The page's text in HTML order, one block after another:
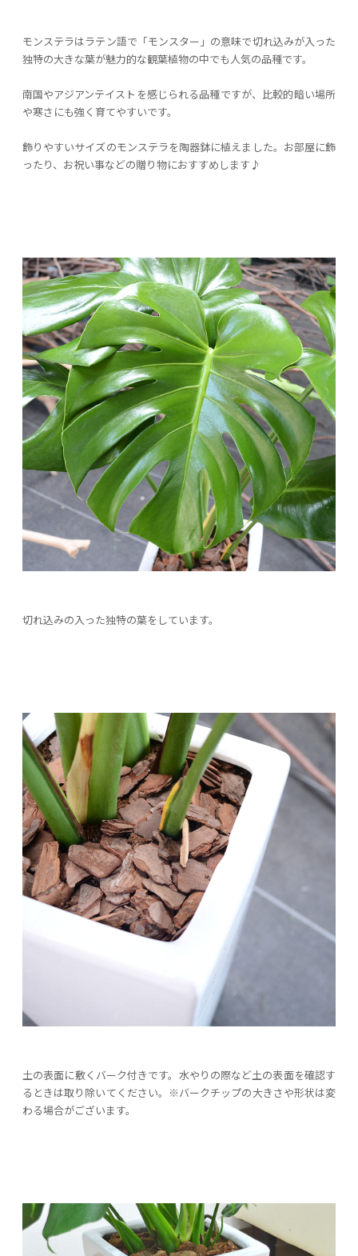
モンステラはラテン語で「モンスター」の意味で切れ込みが入った
独特の大きな葉が魅力的な観葉植物の中でも人気の品種です。
南国やアジアンテイストを感じられる品種ですが、比較的暗い場所
や寒さにも強く育てやすいです。
飾りやすいサイズのモンステラを陶器鉢に植えました。お部屋に飾
ったり、お祝い事などの贈り物におすすめします♪
切れ込みの入った独特の葉をしています。
土の表面に敷くバーク付きです。水やりの際など土の表面を確認す
るときは取り除いてください。※バークチップの大きさや形状は変
わる場合がございます。